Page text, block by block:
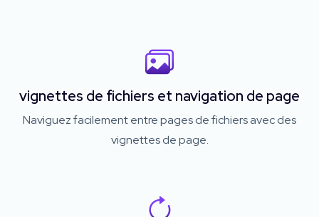
vignettes de fichiers et navigation de page
Naviguez facilement entre pages de fichiers avec des
vignettes de page.